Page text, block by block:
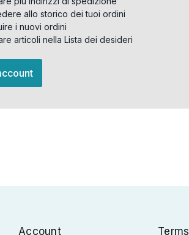
allo storico dei tuoi ordini
i nuovi ordini
articoli nella Lista dei desideri
Account Terms